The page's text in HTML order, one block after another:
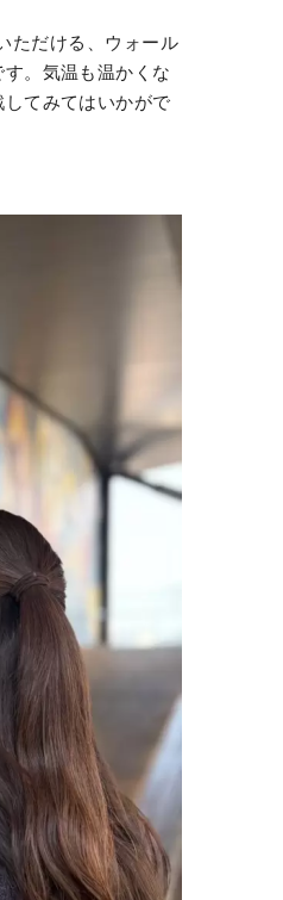
ただける、ウォール
。気温も温かくな
てみてはいかがで